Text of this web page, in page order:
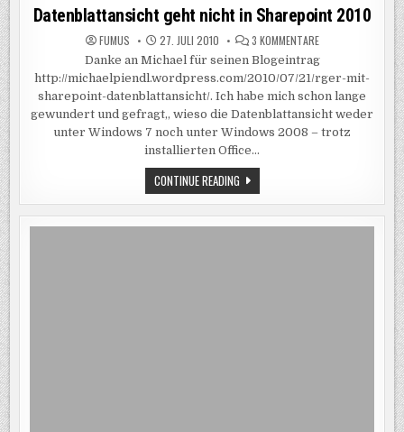
in
Datenblattansicht geht nicht in Sharepoint 2010
FUMUS 27. JULI 2010 3 KOMMENTAREZU
GEHT
IN
SHAREPOINT
2010
Danke an Michael für seinen Blogeintrag
http://michaelpiendl.wordpress.com/2010/07/21/rger-mit-
sharepoint-datenblattansicht/. Ich habe mich schon lange
gewundert und gefragt,, wieso die Datenblattansicht weder
unter Windows 7 noch unter Windows 2008 – trotz
installierten Office…
CONTINUE READINGDATENBLATTANSICHT
GEHT
NICHT
IN
SHAREPOINT